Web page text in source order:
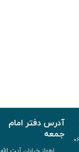
آدرس دفتر امام
جمعه